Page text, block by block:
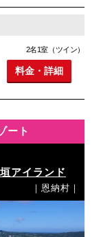
2名1室（ツイン）
料金・詳細
ート
アイランド
｜恩納村｜